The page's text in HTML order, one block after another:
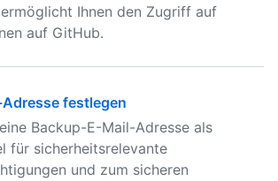
Ihnen den Zugriff auf
auf GitHub.
festlegen
Backup-E-Mail-Adresse als
für sicherheitsrelevante
und zum sicheren